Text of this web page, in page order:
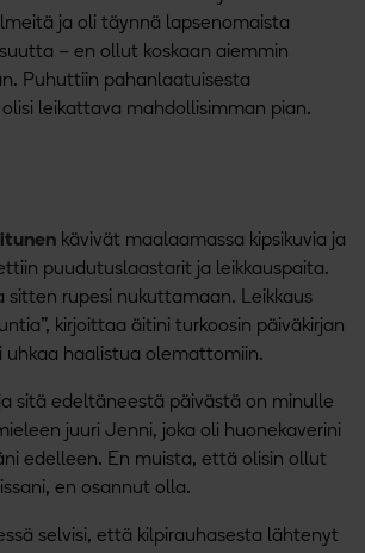
ja oli täynnä lapsenomaista
– en ollut koskaan aiemmin
Puhuttiin pahanlaatuisesta
olisi leikattava mahdollisimman pian.
kävivät maalaamassa kipsikuvia ja
puudutuslaastarit ja leikkauspaita.
sitten rupesi nukuttamaan. Leikkaus
kirjoittaa äitini turkoosin päiväkirjan
uhkaa haalistua olemattomiin.
sitä edeltäneestä päivästä on minulle
juuri Jenni, joka oli huonekaverini
edelleen. En muista, että olisin ollut
en osannut olla.
selvisi, että kilpirauhasesta lähtenyt